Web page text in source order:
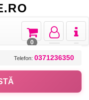
Toggle
Toggle
navigation
Toggle
navigation
0
Telefon: 0371236350